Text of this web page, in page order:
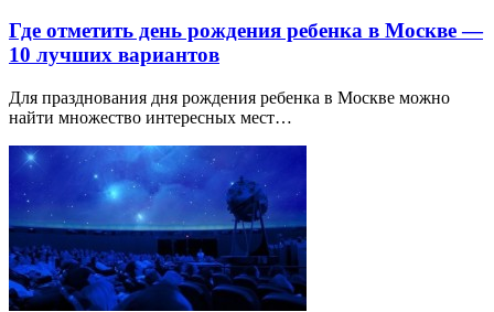
Где отметить день рождения ребенка в Москве —
10 лучших вариантов
Для празднования дня рождения ребенка в Москве можно
найти множество интересных мест…